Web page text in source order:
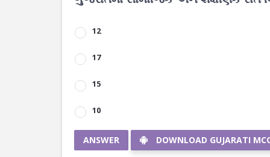
12
17
15
10
ANSWER DOWNLOAD GUJARATI